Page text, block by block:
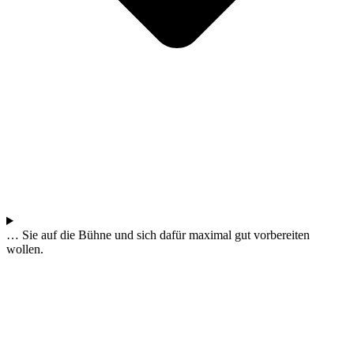
… Sie auf die Bühne und sich dafür maximal gut vorbereiten
wollen.